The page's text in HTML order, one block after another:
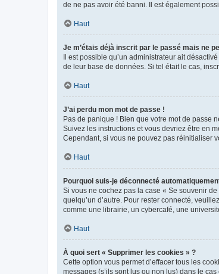
de ne pas avoir été banni. Il est également
Haut
Je m’étais déjà inscrit par le passé mais ne
Il est possible qu’un administrateur ait
de leur base de données. Si tel était le cas,
Haut
J’ai perdu mon mot de passe !
Pas de panique ! Bien que votre mot de passe
Suivez les instructions et vous devriez être en
Cependant, si vous ne pouvez pas réinitialiser
Haut
Pourquoi suis-je déconnecté
Si vous ne cochez pas la case « Se souvenir
quelqu’un d’autre. Pour rester connecté,
comme une librairie, un cybercafé, une
Haut
À quoi sert « Supprimer les cookies » ?
Cette option vous permet d’effacer tous les
messages (s’ils sont lus ou non lus) dans le